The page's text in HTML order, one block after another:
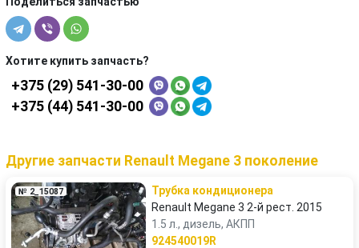
Хотите купить запчасть?
+375 (29) 541-30-00
+375 (44) 541-30-00
Другие запчасти Renault Megane 3 поколение
№ 2_15087
Трубка кондиционера
Renault Megane 3 2-й рест. 2015
1.5 л., дизель, АКПП
924540019R